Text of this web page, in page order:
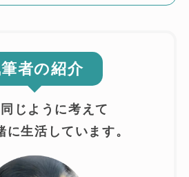
者の紹介
じように考えて
に生活しています。